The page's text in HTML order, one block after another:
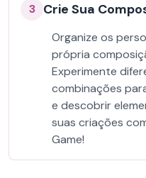
3 Crie Sua
Organize os
própria
Experimente
combinações
e descobrir
suas criações
Game!